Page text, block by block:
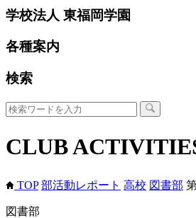
学校法人 東福岡学園
各種案内
検索
CLUB
TOP 部活動レポート 高校 図書部
図書部